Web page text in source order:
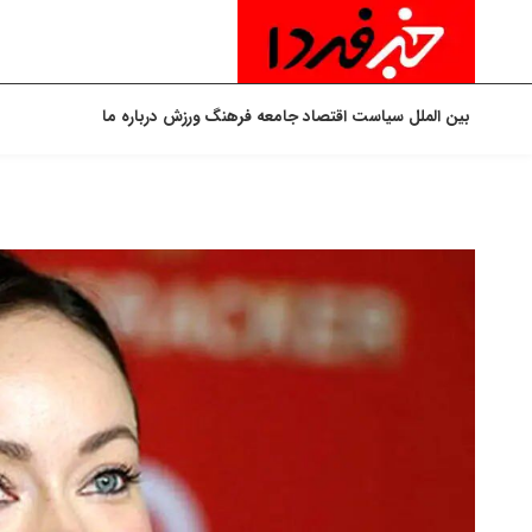
بین الملل سیاست اقتصادجامعه فرهنگورزش درباره ما